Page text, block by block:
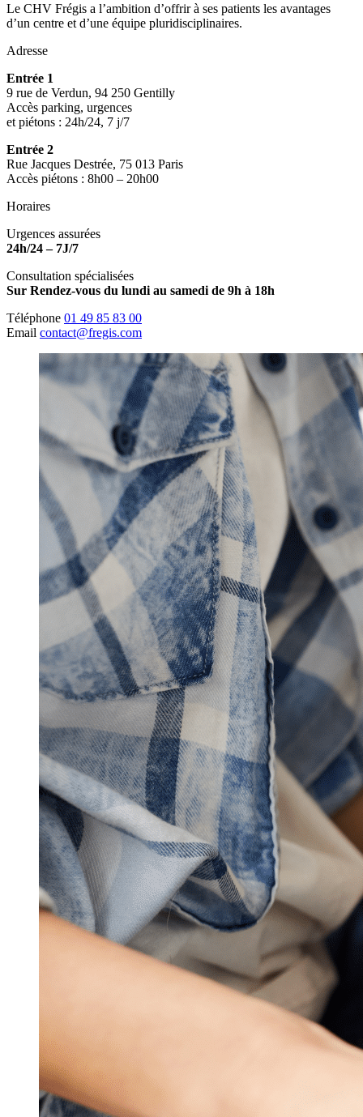
Le CHV Frégis a l’ambition d’offrir à ses patients les avantages
d’un centre et d’une équipe pluridisciplinaires.
Adresse
Entrée 1
9 rue de Verdun, 94 250 Gentilly
Accès parking, urgences
et piétons : 24h/24, 7 j/7
Entrée 2
Rue Jacques Destrée, 75 013 Paris
Accès piétons : 8h00 – 20h00
Horaires
Urgences assurées
24h/24 – 7J/7
Consultation spécialisées
Sur Rendez-vous du lundi au samedi de 9h à 18h
Téléphone 01 49 85 83 00
Email contact@fregis.com